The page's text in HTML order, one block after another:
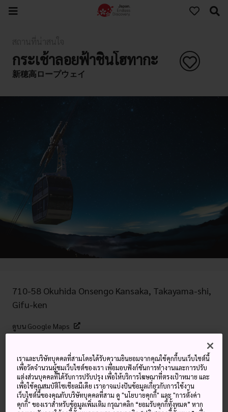
กระเช้าลอยฟ้าชินโฮทากะ
新穂高ロープウェイ
710-58 Okuhida Onsengo Kansaka, Takayama-shi,
Gifu-ken
ดูบน Google Maps
คำสำคัญ แผนที่
เราและบริษัทบุคคลที่สามโดยได้รับความยินยอมจากคุณใช้คุกกี้บนเว็บไซต์นี้
เพื่อวัดจำนวนผู้ชมเว็บไซต์ของเรา เพื่อมอบฟังก์ชันการทำงานและการปรับ
แต่งส่วนบุคคลที่ได้รับการปรับปรุง เพื่อให้บริการโฆษณาที่ตรงเป้าหมาย และ
เพื่อใช้คุณสมบัติโซเชียลมีเดีย เราอาจแบ่งปันข้อมูลเกี่ยวกับการใช้งาน
เว็บไซต์นี้ของคุณกับบริษัทบุคคลที่สาม ดู "นโยบายคุกกี้" และ "การตั้งค่า
คุกกี้" ของเราสำหรับข้อมูลเพิ่มเติม กรุณาคลิก “ยอมรับคุกกี้ทั้งหมด” หาก